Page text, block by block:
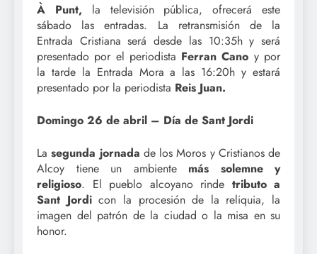
À Punt, la televisión pública, ofrecerá este
sábado las entradas. La retransmisión de la
Entrada Cristiana será desde las 10:35h y será
presentado por el periodista Ferran Cano y por
la tarde la Entrada Mora a las 16:20h y estará
presentado por la periodista Reis Juan.
Domingo 26 de abril – Día de Sant Jordi
Lasegunda jornada de los Moros y Cristianos de
Alcoy tiene un ambiente más solemne y
religioso. El pueblo alcoyano rinde tributo a
Sant Jordicon la procesión de la reliquia, la
imagen del patrón de la ciudad o la misa en su
honor.